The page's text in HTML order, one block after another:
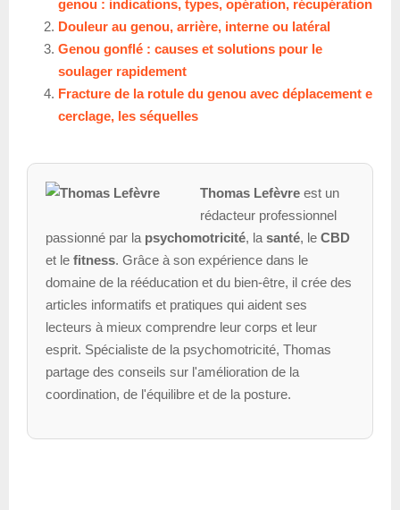
genou : indications, types, opération, récupération
Douleur au genou, arrière, interne ou latéral
Genou gonflé : causes et solutions pour le
soulager rapidement
Fracture de la rotule du genou avec déplacement e
cerclage, les séquelles
Thomas Lefèvreest un
rédacteur professionnel
passionné par la psychomotricité, la santé, le CBD
et le fitness. Grâce à son expérience dans le
domaine de la rééducation et du bien-être, il crée des
articles informatifs et pratiques qui aident ses
lecteurs à mieux comprendre leur corps et leur
esprit. Spécialiste de la psychomotricité, Thomas
partage des conseils sur l'amélioration de la
coordination, de l'équilibre et de la posture.